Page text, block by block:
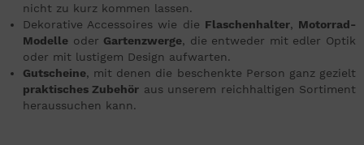
nicht zu kurz kommen lassen.
Dekorative Accessoires wie die Flaschenhalter, Motorrad-
Modelle oder Gartenzwerge, die entweder mit edler Optik
oder mit lustigem Design aufwarten.
Gutscheine, mit denen die beschenkte Person ganz gezielt
praktisches Zubehör aus unserem reichhaltigen Sortiment
heraussuchen kann.